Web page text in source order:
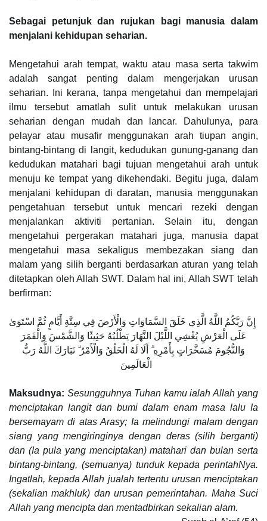
Sebagai petunjuk dan rujukan bagi manusia dalam
menjalani kehidupan seharian.
Mengetahui arah tempat, waktu atau masa serta takwim
adalah sangat penting dalam mengerjakan urusan
seharian. Ini kerana, tanpa mengetahui dan mempelajari
ilmu tersebut amatlah sulit untuk melakukan urusan
seharian dengan mudah dan lancar. Dahulunya, para
pelayar atau musafir menggunakan arah tiupan angin,
bintang-bintang di langit, kedudukan gunung-ganang dan
kedudukan matahari bagi tujuan mengetahui arah untuk
menuju ke tempat yang dikehendaki. Begitu juga, dalam
menjalani kehidupan di daratan, manusia menggunakan
pengetahuan tersebut untuk mencari rezeki dengan
menjalankan aktiviti pertanian. Selain itu, dengan
mengetahui pergerakan matahari juga, manusia dapat
mengetahui masa sekaligus membezakan siang dan
malam yang silih berganti berdasarkan aturan yang telah
ditetapkan oleh Allah SWT. Dalam hal ini, Allah SWT telah
berfirman:
‏ إِنَّ رَبَّكُمُ اللَّهُ الَّذِي خَلَقَ السَّمَاوَاتِ وَالْأَرْضَ فِي سِتَّةِ أَيَّامٍ ثُمَّ اسْتَوَىٰ
عَلَى الْعَرْشِ يُغْشِي اللَّيْلَ النَّهَارَ يَطْلُبُهُ حَثِيثًا وَالشَّمْسَ وَالْقَمَرَ
وَالنُّجُومَ مُسَخَّرَاتٍ بِأَمْرِهِ ۗ أَلَا لَهُ الْخَلْقُ وَالْأَمْرُ ۗ تَبَارَكَ اللَّهُ رَبُّ
الْعَالَمِينَ
Maksudnya: Sesungguhnya Tuhan kamu ialah Allah yang
menciptakan langit dan bumi dalam enam masa lalu Ia
bersemayam di atas Arasy; Ia melindungi malam dengan
siang yang mengiringinya dengan deras (silih berganti)
dan (Ia pula yang menciptakan) matahari dan bulan serta
bintang-bintang, (semuanya) tunduk kepada perintahNya.
Ingatlah, kepada Allah jualah tertentu urusan menciptakan
(sekalian makhluk) dan urusan pemerintahan. Maha Suci
Allah yang mencipta dan mentadbirkan sekalian alam.